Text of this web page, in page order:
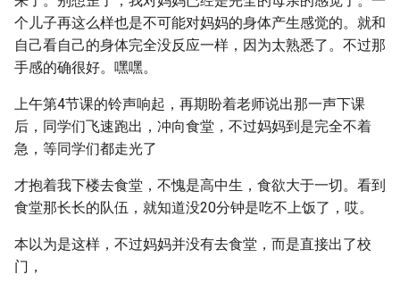
个儿子再这么样也是不可能对妈妈的身体产生感觉的。就和
自己看自己的身体完全没反应一样，因为太熟悉了。不过那
手感的确很好。嘿嘿。
上午第4节课的铃声响起，再期盼着老师说出那一声下课
后，同学们飞速跑出，冲向食堂，不过妈妈到是完全不着
急，等同学们都走光了
才抱着我下楼去食堂，不愧是高中生，食欲大于一切。看到
食堂那长长的队伍，就知道没20分钟是吃不上饭了，哎。
本以为是这样，不过妈妈并没有去食堂，而是直接出了校
门，